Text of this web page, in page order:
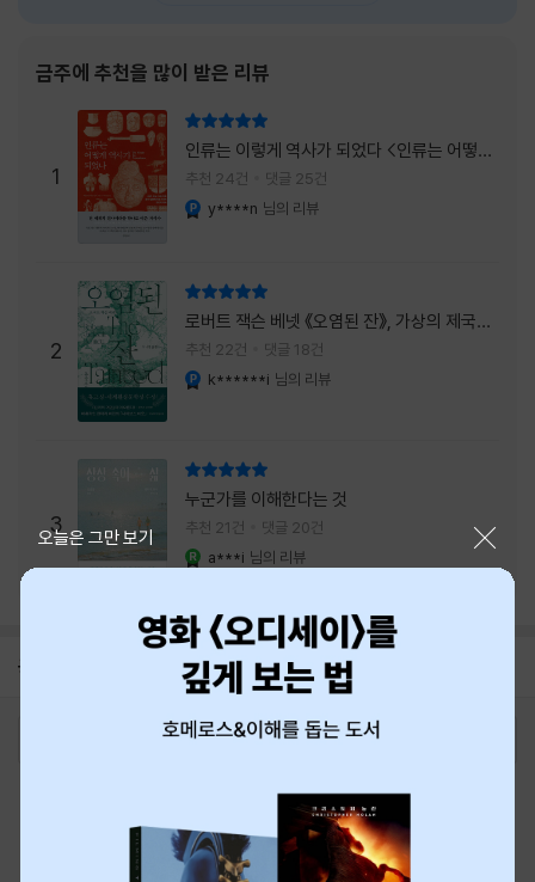
누구이며어느 순간 행복을 느끼는지 질문하며
길을 떠나려고 마음 먹는 순간들을 적어내려간
문장들에 마음을 한참 머물렀다.그 부분을 발췌
해본다. "내가 온 힘을 다해 부러워하던 사람
들은 '자신이 원하는' 일을 하는 사람들이었다.
소명이라고 하던
금주에 추천을 많이 받은 리뷰
1
인류는 이렇게 역사가 되었다 <인류는 어떻게
역사가 되었나>
추천 24건 댓글 25건
y****n 님의 리뷰
2
로버트 잭슨 베넷 《오염된 잔》, 가상의 제국이
주는 실감과 미스터리 사건의 치밀함이 이루어
내는 최상의 시너지...
추천 22건 댓글 18건
k******i 님의 리뷰
3
누군가를 이해한다는 것
추천 21건 댓글 20건
a***i 님의 리뷰
공지 8월 신용카드 무이자할부 안내
오늘은 그만 보기
최근 본 상품
티켓 1544-6399
중고샵 1566-4295
eBook 1:1문의/채팅상담
예스이십사(주) 사업자 정보